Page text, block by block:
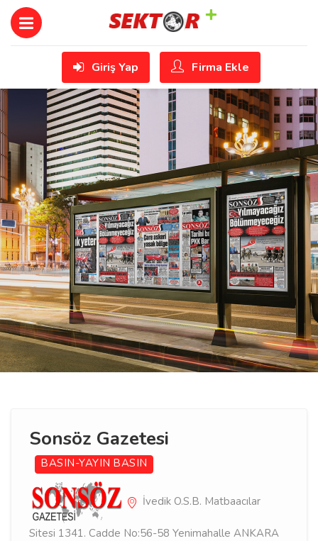
Giriş Yap Firma Ekle
Sonsöz Gazetesi
BASIN-YAYIN BASIN
İvedik O.S.B. Matbaacılar
Sitesi 1341. Cadde No:56-58 Yenimahalle ANKARA